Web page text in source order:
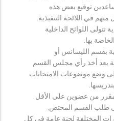
توقيع بعض هذه
في اللائحة التنفيذية.
تتولى اللوائح الداخلية
بها.
بقسم الليسانس أو
بعد أخذ رأي مجلس القسم
وضع موضوعات الامتحانات
من عضوين على الأقل
طلب القسم المختص.
المختلفة لجنة عامة في كل